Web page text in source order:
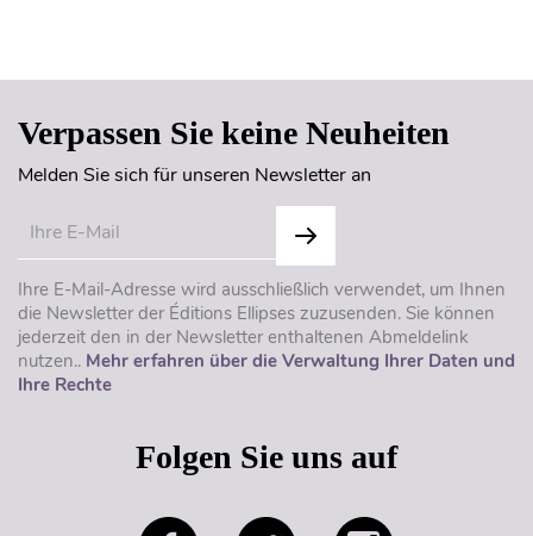
Verpassen Sie keine Neuheiten
Melden Sie sich für unseren Newsletter an
Ihre E-Mail-Adresse wird ausschließlich verwendet, um Ihnen
die Newsletter der Éditions Ellipses zuzusenden. Sie können
jederzeit den in der Newsletter enthaltenen Abmeldelink
nutzen.. Mehr erfahren über die Verwaltung Ihrer Daten und
Ihre Rechte
Folgen Sie uns auf